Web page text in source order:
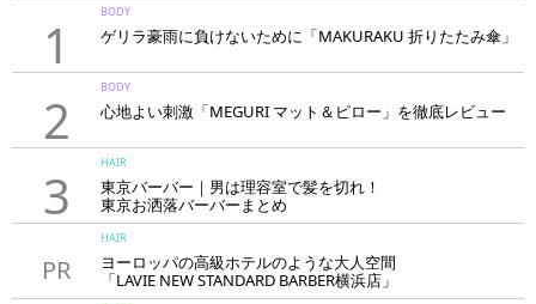
1
BODY
ゲリラ豪雨に負けないために「MAKURAKU 折りたたみ傘」
2
BODY
心地よい刺激「MEGURI マット＆ピロー」を徹底レビュー
3
HAIR
東京バーバー｜男は理容室で髪を切れ！
東京お洒落バーバーまとめ
PR
HAIR
ヨーロッパの高級ホテルのような大人空間
「LAVIE NEW STANDARD BARBER横浜店」